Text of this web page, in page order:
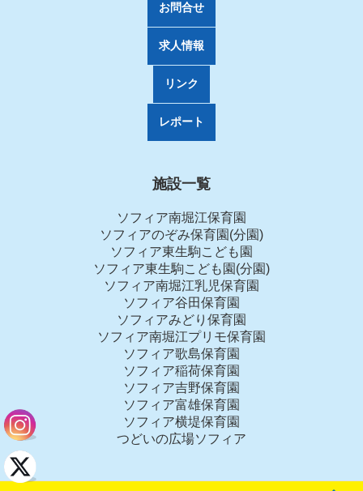
お問合せ
求人情報
リンク
レポート
施設一覧
ソフィア南堀江保育園
ソフィアのぞみ保育園(分園)
ソフィア東生駒こども園
ソフィア東生駒こども園(分園)
ソフィア南堀江乳児保育園
ソフィア谷田保育園
ソフィアみどり保育園
ソフィア南堀江プリモ保育園
ソフィア歌島保育園
ソフィア稲荷保育園
ソフィア吉野保育園
ソフィア富雄保育園
ソフィア横堤保育園
つどいの広場ソフィア